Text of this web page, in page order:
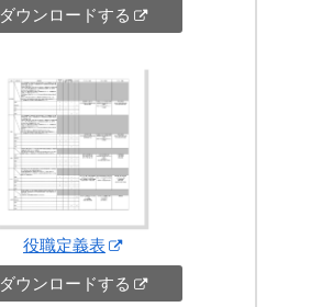
ダウンロードする
役職定義表
ダウンロードする